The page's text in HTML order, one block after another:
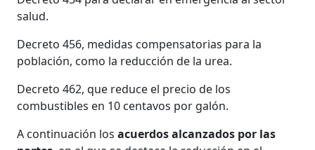
salud.
Decreto 456, medidas compensatorias para la
población, como la reducción de la urea.
Decreto 462, que reduce el precio de los
combustibles en 10 centavos por galón.
A continuación los acuerdos alcanzados por las